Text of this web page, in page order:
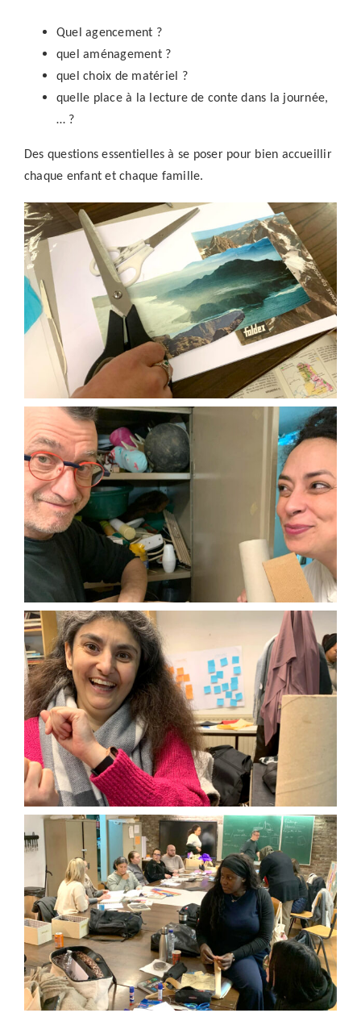
Quel agencement ?
quel aménagement ?
quel choix de matériel ?
quelle place à la lecture de conte dans la journée,
… ?
Des questions essentielles à se poser pour bien accueillir
chaque enfant et chaque famille.